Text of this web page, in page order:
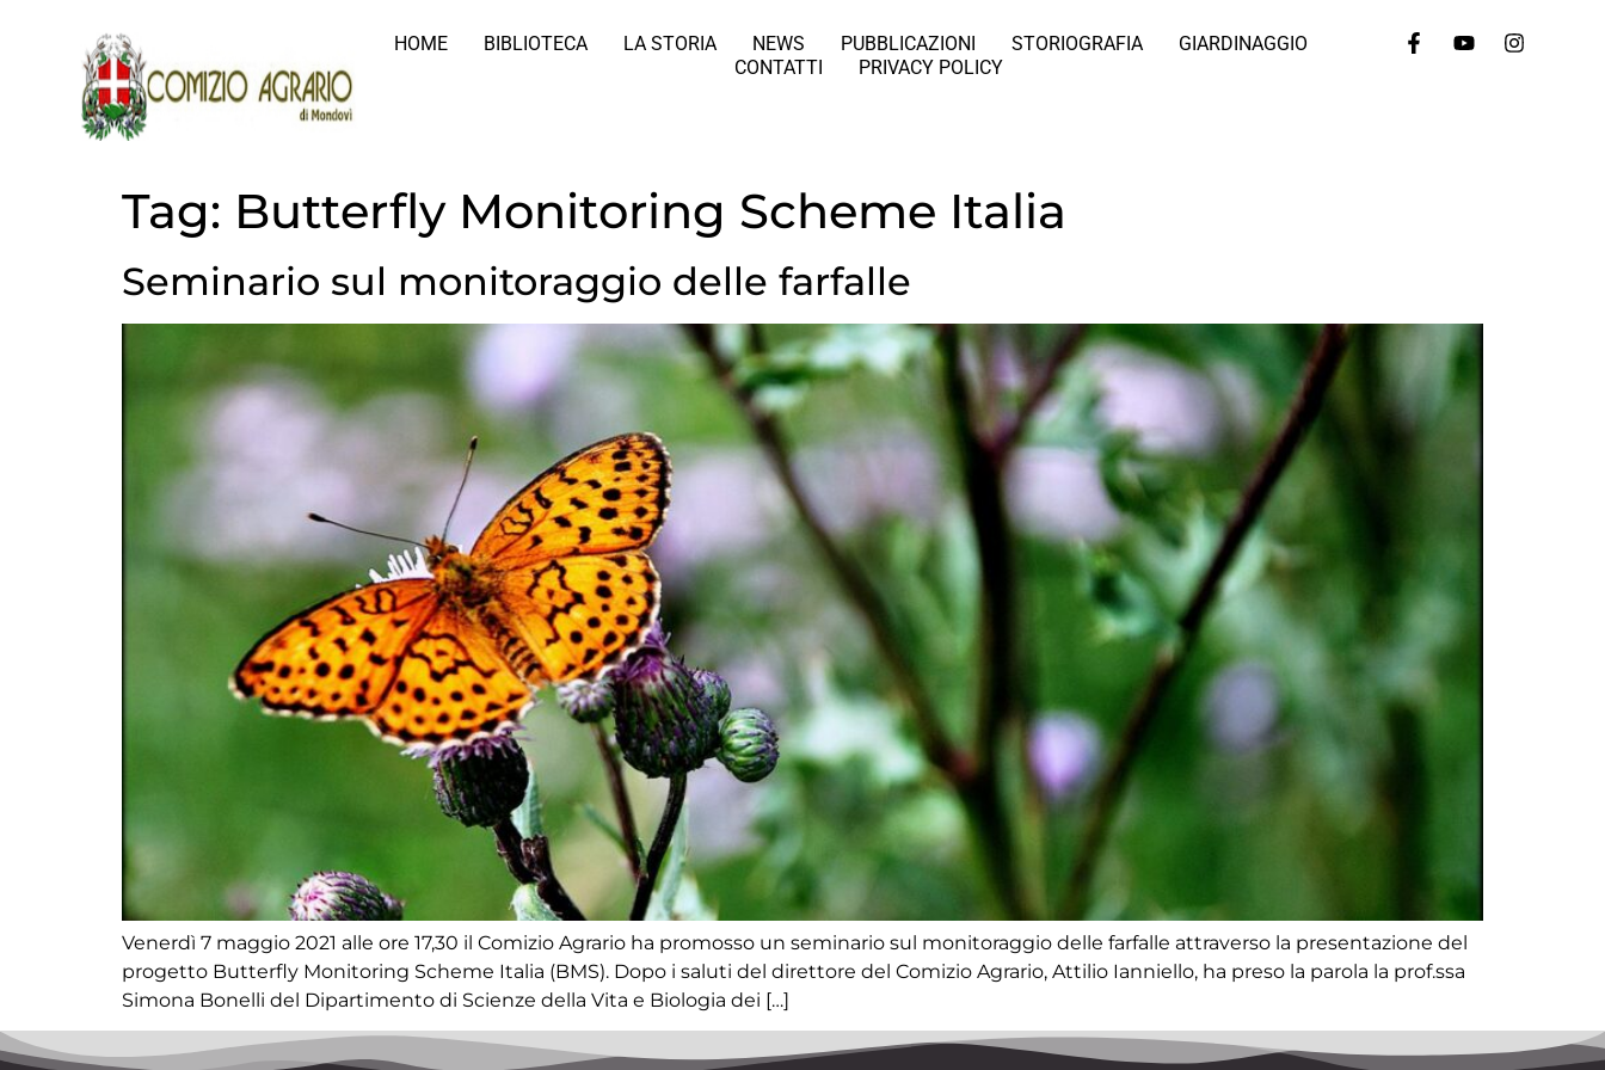
HOME BIBLIOTECA LA STORIA NEWS PUBBLICAZIONI STORIOGRAFIA
GIARDINAGGIO
CONTATTI
PRIVACY POLICY
Tag: Butterfly Monitoring Scheme Italia
Seminario sul monitoraggio delle farfalle
Venerdì 7 maggio 2021 alle ore 17,30 il Comizio Agrario ha promosso un seminario sul monitoraggio delle farfalle attraverso la presentazione del
progetto Butterfly Monitoring Scheme Italia (BMS). Dopo i saluti del direttore del Comizio Agrario, Attilio Ianniello, ha preso la parola la prof.ssa
Simona Bonelli del Dipartimento di Scienze della Vita e Biologia dei […]